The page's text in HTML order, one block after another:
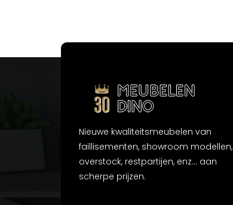
Nieuwe kwaliteitsmeubelen van
faillisementen, showroom modellen,
overstock, restpartijen, enz... aan
scherpe prijzen.